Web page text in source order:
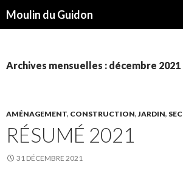
Moulin du Guidon
Archives mensuelles : décembre 2021
AMÉNAGEMENT, CONSTRUCTION,JARDIN,
RÉSUMÉ 2021
31 DÉCEMBRE 2021